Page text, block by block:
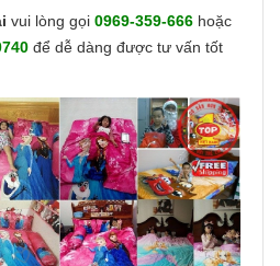
vui lòng gọi 0969-359-666 hoặc
để dễ dàng được tư vấn tốt